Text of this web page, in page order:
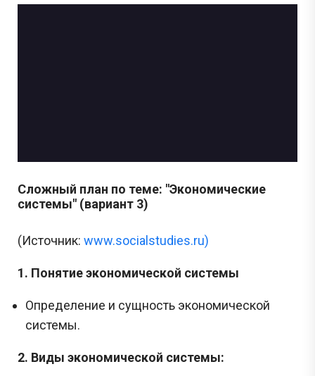
Сложный план по теме: "Экономические
системы" (вариант 3)
(Источник: www.socialstudies.ru)
1. Понятие экономической системы
Определение и сущность экономической
системы.
2. Виды экономической системы: